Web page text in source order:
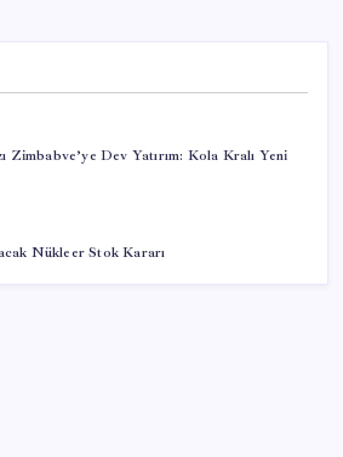
Zimbabve’ye Dev Yatırım: Kola Kralı Yeni
Nükleer Stok Kararı